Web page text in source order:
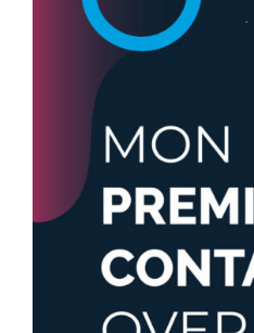
PRÉPARATION MENTALE
COACHING D’ÉQUIPE-COACH
COACHING PERSONNEL
TARIFS
RÉSERVER /